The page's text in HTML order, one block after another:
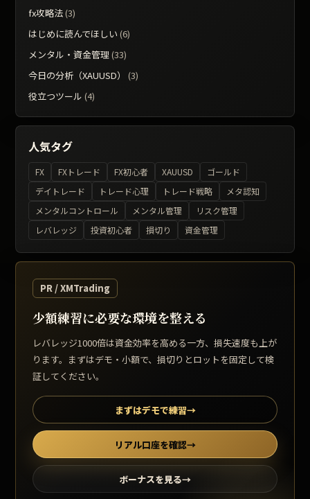
fx攻略法(3)
はじめに読んでほしい (6)
メンタル・資金管理(33)
今日の分析（XAUUSD）
(3)
役立つツール (4)
人気タグ
FX FXトレード FX初心者 XAUUSD
ゴールド
デイトレード
トレード心理 トレード戦略
メタ認知
メンタルコントロール
メンタル管理
リスク管理
レバレッジ
投資初心者 損切り 資金管理
PR / XMTrading
少額練習に必要な環境を整える
レバレッジ1000倍は資金効率を高める一方、損失速度も上が
ります。まずはデモ・小額で、損切りとロットを固定して検
証してください。
まずはデモで練習→
リアル口座を確認→
ボーナスを見る→